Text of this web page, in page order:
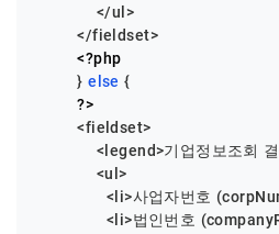
            </ul>
        </fieldset>
<?php
        }
else {
?>
        <fieldset>
<legend>기업정보조회
            <ul>
<li>사업자번호
<li>법인번호